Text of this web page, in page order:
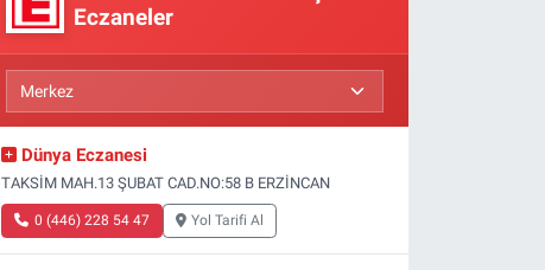
Eczaneler
Dünya Eczanesi
TAKSİM MAH.13 ŞUBAT CAD.NO:58 B ERZİNCAN
0 (446) 228 54 47 Yol Tarifi Al